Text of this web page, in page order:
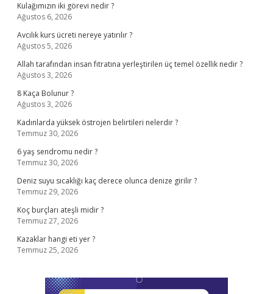
Kulağımızın iki görevi nedir ?
Ağustos 6, 2026
Avcılık kurs ücreti nereye yatırılır ?
Ağustos 5, 2026
Allah tarafından insan fıtratına yerleştirilen üç temel özellik nedir ?
Ağustos 3, 2026
8 Kaça Bolunur ?
Ağustos 3, 2026
Kadınlarda yüksek östrojen belirtileri nelerdir ?
Temmuz 30, 2026
6 yaş sendromu nedir ?
Temmuz 30, 2026
Deniz suyu sıcaklığı kaç derece olunca denize girilir ?
Temmuz 29, 2026
Koç burçları ateşli midir ?
Temmuz 27, 2026
Kazaklar hangi eti yer ?
Temmuz 25, 2026